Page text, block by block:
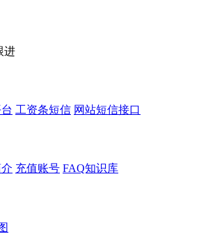
进
工资条短信 网站短信接口
充值账号 FAQ知识库